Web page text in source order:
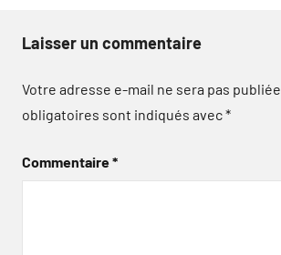
Laisser un commentaire
Votre adresse e-mail ne sera pas publiée.
obligatoires sont indiqués avec*
Commentaire*